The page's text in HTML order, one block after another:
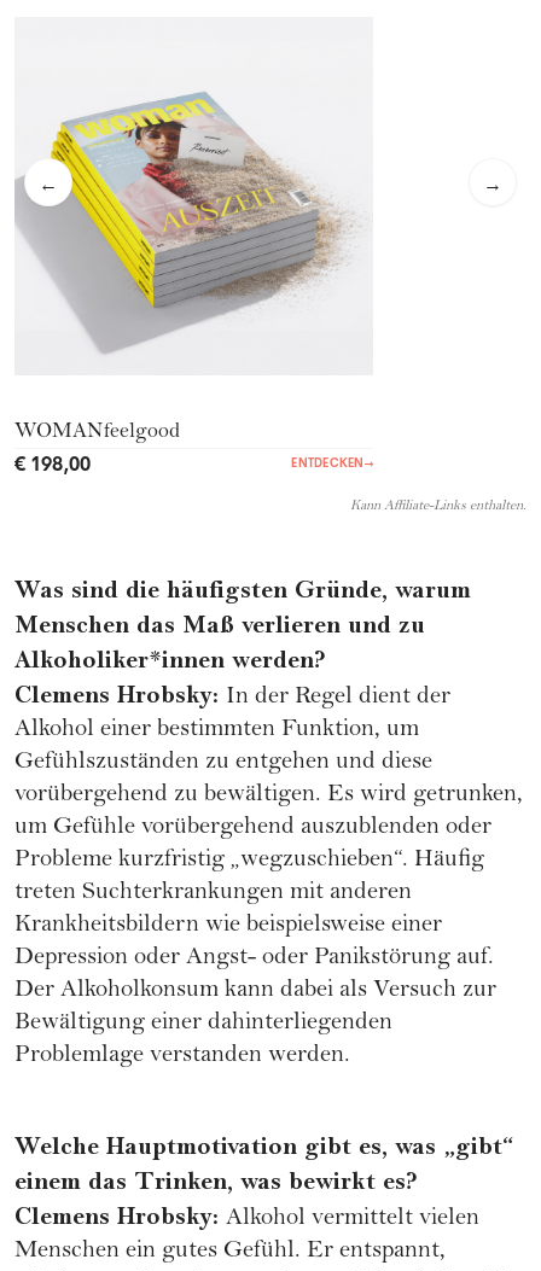
← →
WOMANfeelgood
€ 198,00 ENTDECKEN →
Kann Affiliate-Links enthalten.
Was sind die häufigsten Gründe, warum
Menschen das Maß verlieren und zu
Alkoholiker*innen werden?
Clemens Hrobsky: In der Regel dient der
Alkohol einer bestimmten Funktion, um
Gefühlszuständen zu entgehen und diese
vorübergehend zu bewältigen. Es wird getrunken,
um Gefühle vorübergehend auszublenden oder
Probleme kurzfristig „wegzuschieben“. Häufig
treten Suchterkrankungen mit anderen
Krankheitsbildern wie beispielsweise einer
Depression oder Angst- oder Panikstörung auf.
Der Alkoholkonsum kann dabei als Versuch zur
Bewältigung einer dahinterliegenden
Problemlage verstanden werden.
Welche Hauptmotivation gibt es, was „gibt“
einem das Trinken, was bewirkt es?
Clemens Hrobsky: Alkohol vermittelt vielen
Menschen ein gutes Gefühl. Er entspannt,